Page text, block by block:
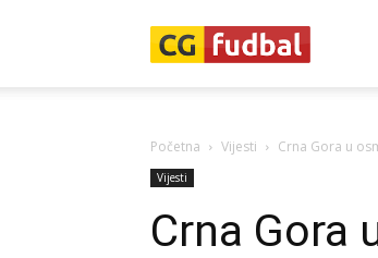
Početna Vijesti Crna Gora u
Vijesti
Crna Gora